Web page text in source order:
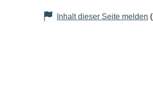
Inhalt dieser Seite melden (